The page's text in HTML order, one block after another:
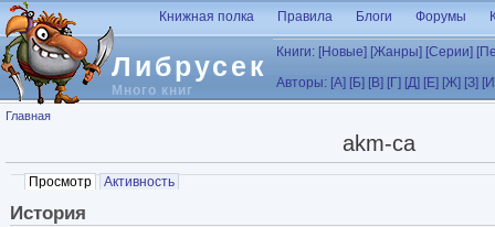
Перейти к основному содержанию
Либрусек
Много книг
Книжная полка Правила Блоги Форумы
Книги: [Новые] [Жанры] [Серии]
Авторы: [А] [Б] [В] [Г] [Д] [Е] [Ж] [З]
Вы здесь
Главная
akm-ca
Главные вкладки
Просмотр (активная вкладка)
Активность
История